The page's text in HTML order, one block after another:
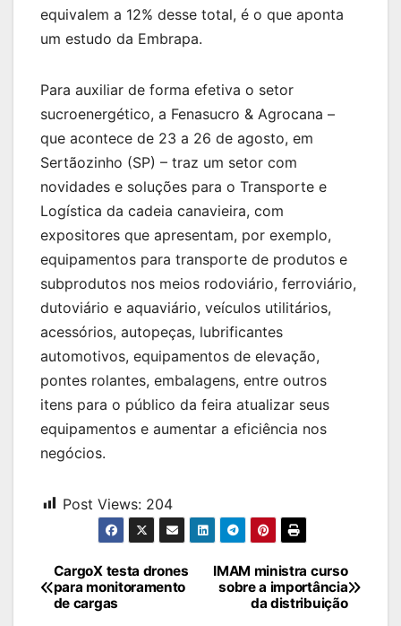
equivalem a 12% desse total, é o que aponta
um estudo da Embrapa.
Para auxiliar de forma efetiva o setor
sucroenergético, a Fenasucro & Agrocana –
que acontece de 23 a 26 de agosto, em
Sertãozinho (SP) – traz um setor com
novidades e soluções para o Transporte e
Logística da cadeia canavieira, com
expositores que apresentam, por exemplo,
equipamentos para transporte de produtos e
subprodutos nos meios rodoviário, ferroviário,
dutoviário e aquaviário, veículos utilitários,
acessórios, autopeças, lubrificantes
automotivos, equipamentos de elevação,
pontes rolantes, embalagens, entre outros
itens para o público da feira atualizar seus
equipamentos e aumentar a eficiência nos
negócios.
Post Views: 204
Navegação
de
IMAM ministra curso
sobre a importância
da distribuição
CargoX testa drones
para monitoramento
de cargas